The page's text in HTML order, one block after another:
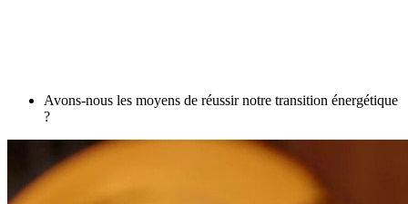
Avons-nous les moyens de réussir notre transition énergétique
?